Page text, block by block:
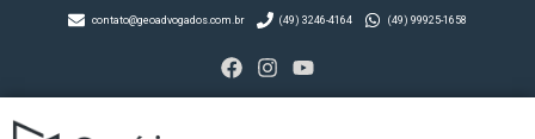
contato@geoadvogados.com.br (49) 3246-4164 (49) 99925-1658